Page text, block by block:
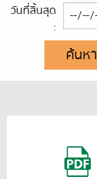
วันที่สิ้นสุด
:
ค้นหา